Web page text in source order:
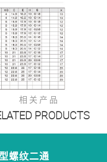
相关产品
PRODUCTS
螺纹二通